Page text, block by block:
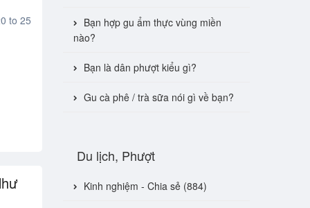
to 25
Bạn hợp gu ẩm thực vùng miền
nào?
Bạn là dân phượt kiểu gì?
Gu cà phê / trà sữa nói gì về bạn?
Du lịch, Phượt
Kinh nghiệm - Chia sẻ (884)